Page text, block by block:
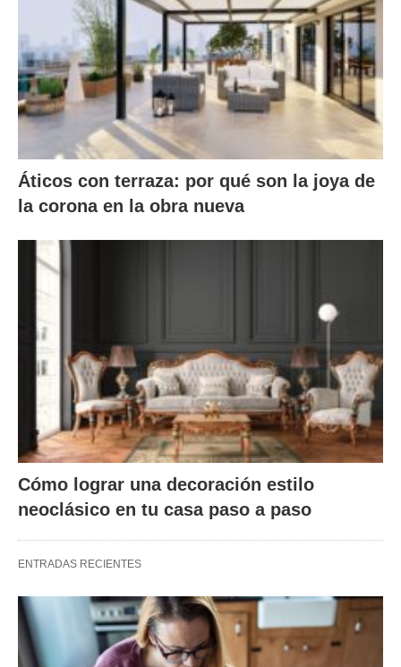
Áticos con terraza: por qué son la joya de
la corona en la obra nueva
Cómo lograr una decoración estilo
neoclásico en tu casa paso a paso
ENTRADAS RECIENTES